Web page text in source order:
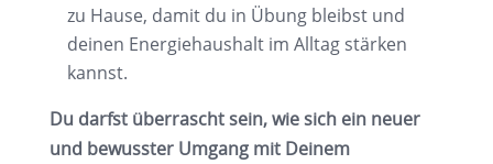
zu Hause, damit du in Übung bleibst und
deinen Energiehaushalt im Alltag stärken
kannst.
Du darfst überrascht sein, wie sich ein neuer
und bewusster Umgang mit Deinem